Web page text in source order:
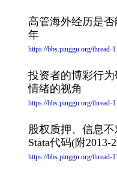
高管海外经历是否
年
https://bbs.pinggu.org/thread-
投资者的博彩行
情绪的视角
https://bbs.pinggu.org/thread-
股权质押、信息
Stata代码(附2013-
https://bbs.pinggu.org/thread-